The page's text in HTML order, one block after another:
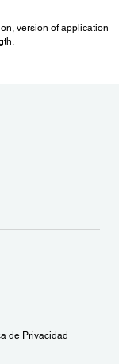
version of application
de Privacidad